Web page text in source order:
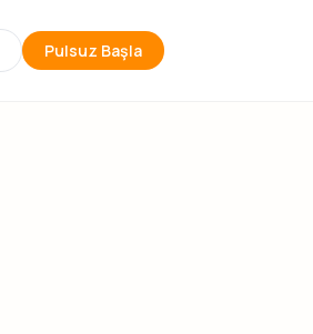
Pulsuz Başla